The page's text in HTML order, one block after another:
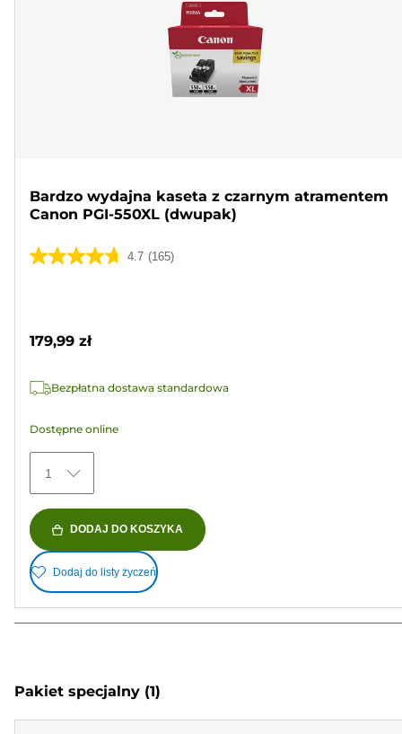
Bardzo wydajna kaseta z czarnym atramentem
Canon PGI-550XL (dwupak)
4.7 (165)
4.7
165
179,99 zł
Bezpłatna dostawa standardowa
Dostępne online
1
DODAJ DO KOSZYKA
Dodaj do listy życzeń
Pakiet specjalny (1)